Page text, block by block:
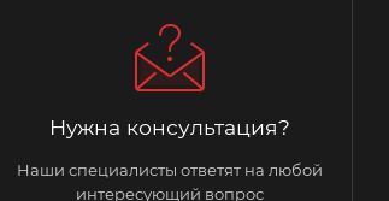
Нужна консультация?
Наши специалисты ответят на любой
интересующий вопрос